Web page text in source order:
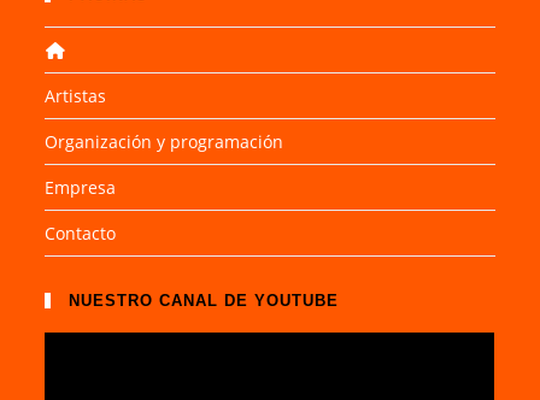
Artistas
Organización y programación
Empresa
Contacto
NUESTRO CANAL DE YOUTUBE